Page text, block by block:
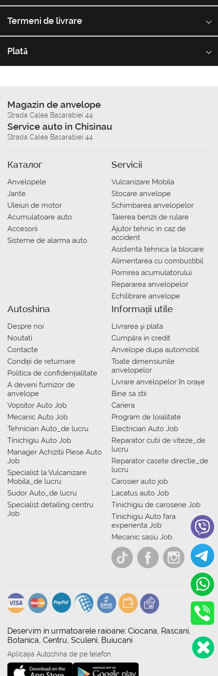
Termeni de livrare
Plată
Magazin de anvelope
Strada Calea Basarabiei 44
Service auto in Chisinau
Strada Calea Basarabiei 44
Каталог
Anvelopele
Jante
Uleiuri de motor
Acumulatoare auto
Accesorii
Sisteme de alarma auto
Servicii
Vulcanizare Mobila
Stocare anvelope
Schimbarea anvelopelor
Taierea benzii de rulare
Ajutor tehnic in caz de
accident
Asistenta tehnica la blocare
Alimentarea cu combustibil
Pornirea acumulatorului
Repararea anvelopelor
Echilibrare anvelope
Autoshina
Despre noi
Noutati
Contacte
Condiții de returnare
Politica de confidențialitate
A deveni furnizor de
anvelope
Vopsitor Auto Job
Mecanic Auto Job
Tehnician Auto_de lucru
Tinichigiu Auto Job
Manager Achizitii Piese Auto
Job
Specialist la Vulcanizare
Mobila_de lucru
Sudor Auto_de lucru
Specialist detailing centru
Job
Informații utile
Livrarea şi plata
Сumpăra in credit
Anvelope dupa automobil
Toate dimensiunile
anvelopelor
Livrare anvelopelor în orașe
Bine sa stii
Cariera
Program de loialitate
Electrician Auto Job
Reparator cutii de viteze_de
lucru
Reparator casete directie_de
lucru
Carosier auto job
Lacatus auto Job
Tinichigiu de caroserie Job
Tinichigiu Auto fara
experienta Job
Mecanic sasiu Job
Deservim in urmatoarele raioane: Ciocana, Rascani,
Botanica, Centru, Sculeni, Buiucani
Aplicația Autoshina de pe telefon